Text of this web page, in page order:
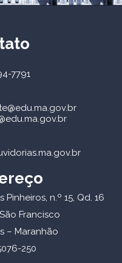
7791
Pinheiros, n.º 15, Qd. 16
Francisco
– Maranhão
250